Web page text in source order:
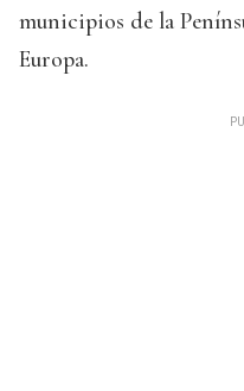
municipios de la
Europa.